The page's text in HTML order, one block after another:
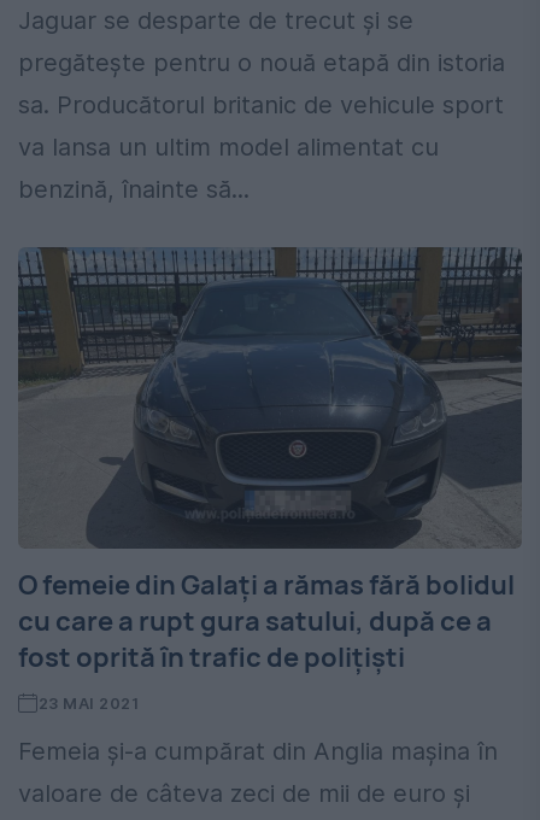
Jaguar se desparte de trecut și se
pregătește pentru o nouă etapă din istoria
sa. Producătorul britanic de vehicule sport
va lansa un ultim model alimentat cu
benzină, înainte să...
O femeie din Galați a rămas fără bolidul
cu care a rupt gura satului, după ce a
fost oprită în trafic de polițiști
23 MAI 2021
Femeia şi-a cumpărat din Anglia maşina în
valoare de câteva zeci de mii de euro şi